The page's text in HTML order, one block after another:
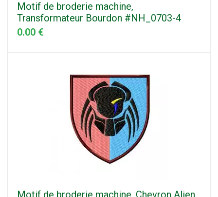
Motif de broderie machine,
Transformateur Bourdon #NH_0703-4
0.00 €
Motif de broderie machine, Chevron Alien